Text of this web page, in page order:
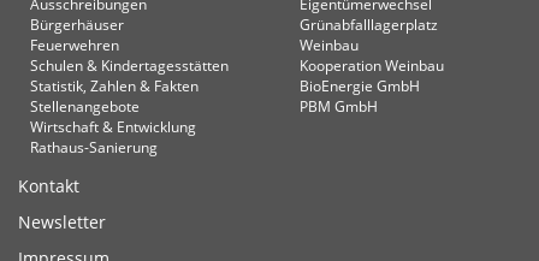
Bürgerhäuser
Feuerwehren
Schulen & Kindertagesstätten
Statistik, Zahlen & Fakten
Stellenangebote
Wirtschaft & Entwicklung
Rathaus-Sanierung
Grünabfalllagerplatz
Weinbau
Kooperation Weinbau
BioEnergie GmbH
PBM GmbH
Kontakt
Newsletter